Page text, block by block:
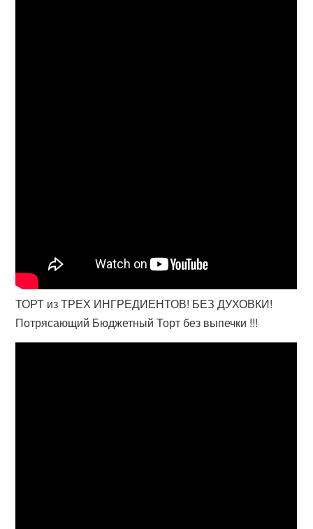
ТОРТ из ТРЕХ ИНГРЕДИЕНТОВ! БЕЗ ДУХОВКИ!
Потрясающий Бюджетный Торт без выпечки !!!